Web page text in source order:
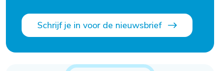
Schrijf je in voor de nieuwsbrief